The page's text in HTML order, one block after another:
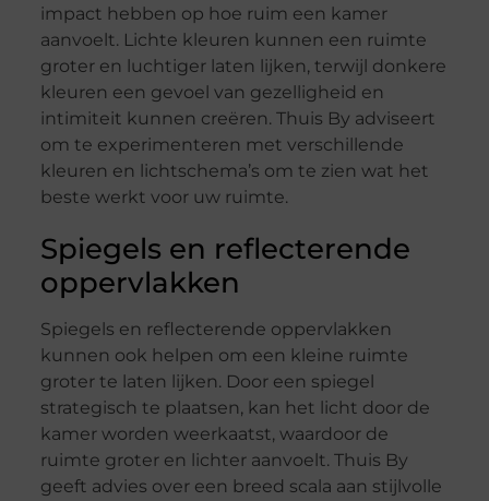
impact hebben op hoe ruim een kamer
aanvoelt. Lichte kleuren kunnen een ruimte
groter en luchtiger laten lijken, terwijl donkere
kleuren een gevoel van gezelligheid en
intimiteit kunnen creëren. Thuis By adviseert
om te experimenteren met verschillende
kleuren en lichtschema’s om te zien wat het
beste werkt voor uw ruimte.
Spiegels en reflecterende
oppervlakken
Spiegels en reflecterende oppervlakken
kunnen ook helpen om een kleine ruimte
groter te laten lijken. Door een spiegel
strategisch te plaatsen, kan het licht door de
kamer worden weerkaatst, waardoor de
ruimte groter en lichter aanvoelt. Thuis By
geeft advies over een breed scala aan stijlvolle